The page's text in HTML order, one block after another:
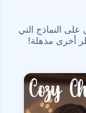
النماذج التي
أخرى مذهلة!